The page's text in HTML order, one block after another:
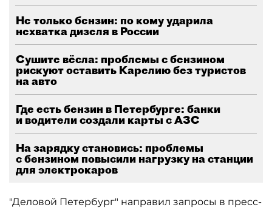
Не только бензин: по кому ударила
нехватка дизеля в России
Сушите вёсла: проблемы с бензином
рискуют оставить Карелию без туристов
на авто
Где есть бензин в Петербурге: банки
и водители создали карты с АЗС
На зарядку становись: проблемы
с бензином повысили нагрузку на станции
для электрокаров
"Деловой Петербург" направил запросы в пресс-